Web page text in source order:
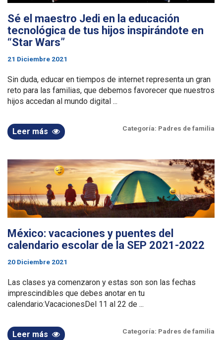
Sé el maestro Jedi en la educación
tecnológica de tus hijos inspirándote en
“Star Wars”
21 Diciembre 2021
Sin duda, educar en tiempos de internet representa un gran
reto para las familias, que debemos favorecer que nuestros
hijos accedan al mundo digital ...
Leer más Categoría: Padres de familia
México: vacaciones y puentes del
calendario escolar de la SEP 2021-2022
20 Diciembre 2021
Las clases ya comenzaron y estas son son las fechas
imprescindibles que debes anotar en tu
calendario:VacacionesDel 11 al 22 de ...
Leer más Categoría: Padres de familia